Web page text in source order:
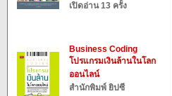
เปิดอ่าน 13 ครั้ง
Business Coding
โปรแกรมเงินล้านในโลก
ออนไลน์
สำนักพิมพ์ ยิปซี